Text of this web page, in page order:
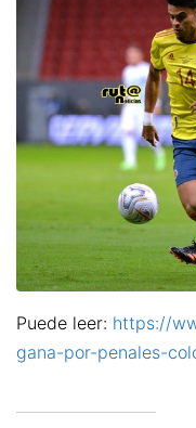
Puede leer: https://
gana-por-penales-